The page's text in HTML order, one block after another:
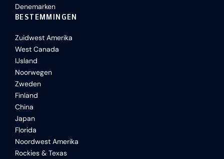
Denemarken
BESTEMMINGEN
Zuidwest Amerika
West Canada
IJsland
Noorwegen
Zweden
Finland
China
Japan
Florida
Noordwest Amerika
Rockies & Texas